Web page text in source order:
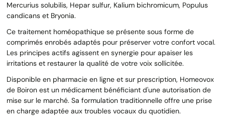
Mercurius solubilis, Hepar sulfur, Kalium bichromicum, Populus
candicans et Bryonia.
Ce traitement homéopathique se présente sous forme de
comprimés enrobés adaptés pour préserver votre confort vocal.
Les principes actifs agissent en synergie pour apaiser les
irritations et restaurer la qualité de votre voix sollicitée.
Disponible en pharmacie en ligne et sur prescription, Homeovox
de Boiron est un médicament bénéficiant d'une autorisation de
mise sur le marché. Sa formulation traditionnelle offre une prise
en charge adaptée aux troubles vocaux du quotidien.